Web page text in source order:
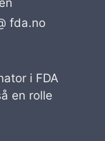
fda.no
i FDA
en rolle